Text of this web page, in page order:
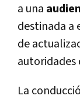
a una
destinada a
de
autoridades
La